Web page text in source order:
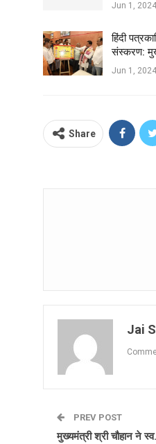
Jun 1, 2024
हिंदी
संस्करण:
Jun 1, 2024
Share
Jai
PREV POST
मुख्यमंत्री श्री चौहान ने